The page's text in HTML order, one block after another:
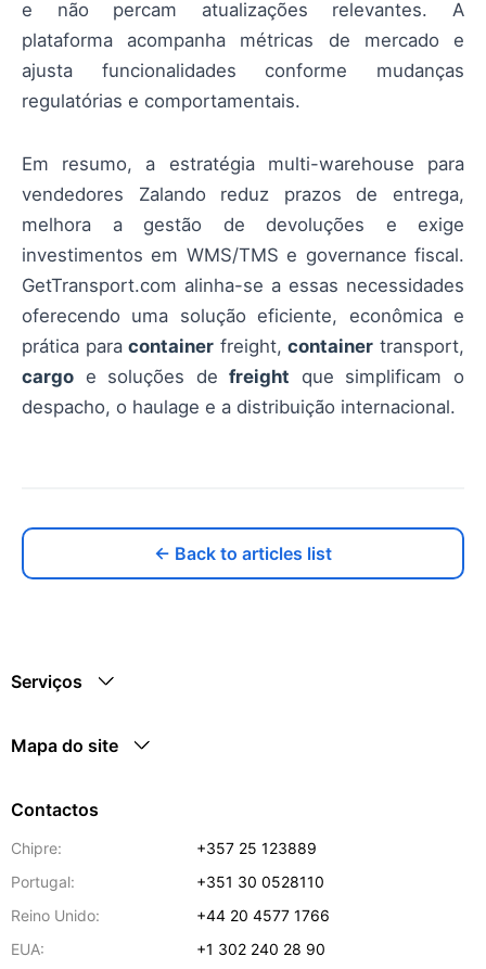
e não percam atualizações relevantes. A
plataforma acompanha métricas de mercado e
ajusta funcionalidades conforme mudanças
regulatórias e comportamentais.
Em resumo, a estratégia multi-warehouse para
vendedores Zalando reduz prazos de entrega,
melhora a gestão de devoluções e exige
investimentos em WMS/TMS e governance fiscal.
GetTransport.com alinha-se a essas necessidades
oferecendo uma solução eficiente, econômica e
prática paracontainer freight,container transport,
cargo e soluções defreight que simplificam o
despacho, o haulage e a distribuição internacional.
← Back to articles list
Serviços
Mapa do site
Contactos
Chipre:
+357 25 123889
Portugal:
+351 30 0528110
Reino Unido:
+44 20 4577 1766
EUA:
+1 302 240 28 90